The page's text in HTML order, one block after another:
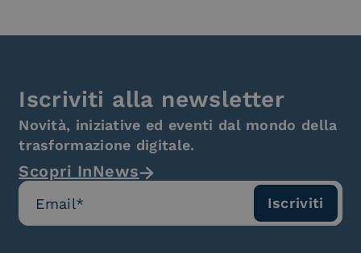
Iscriviti alla newsletter
Novità, iniziative ed eventi dal mondo della
trasformazione digitale.
Scopri InNews